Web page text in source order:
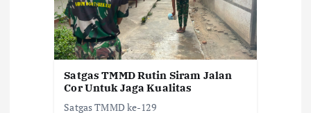
Satgas TMMD Rutin Siram Jalan
Cor Untuk Jaga Kualitas
Satgas TMMD ke-129